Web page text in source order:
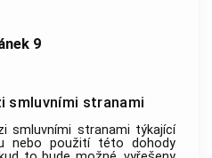
9
smluvními stranami
smluvními stranami týkající
nebo použití této dohody